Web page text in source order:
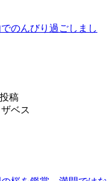
のんびり過ごしまし
稿
ベス